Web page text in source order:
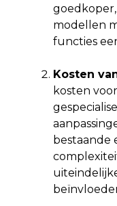
modellen
functies
Kosten
kosten
bestaande